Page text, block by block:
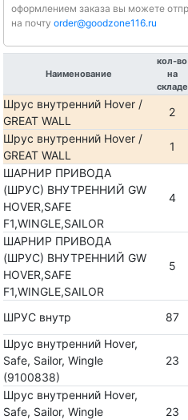
оформлением заказа вы можете
на почту order@goodzone116.ru
Наименование
кол-во
на
складе
Шрус внутренний Hover /
GREAT WALL
2
Шрус внутренний Hover /
GREAT WALL
1
ШАРНИР ПРИВОДА
(ШРУС) ВНУТРЕННИЙ GW
HOVER,SAFE
F1,WINGLE,SAILOR
4
ШАРНИР ПРИВОДА
(ШРУС) ВНУТРЕННИЙ GW
HOVER,SAFE
F1,WINGLE,SAILOR
5
ШРУС внутр 87
Шрус внутренний Hover,
Safe, Sailor, Wingle
(9100838)
23
Шрус внутренний Hover,
Safe, Sailor, Wingle
23